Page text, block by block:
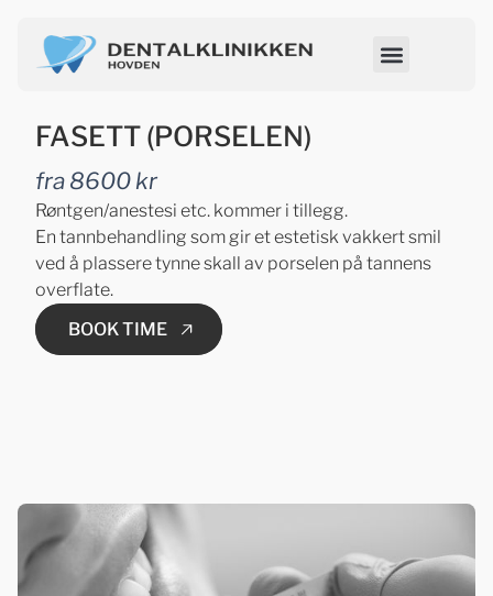
FASETT (PORSELEN)
fra 8600 kr
Røntgen/anestesi etc. kommer i tillegg.
En tannbehandling som gir et estetisk vakkert smil
ved å plassere tynne skall av porselen på tannens
overflate.
BOOK TIME